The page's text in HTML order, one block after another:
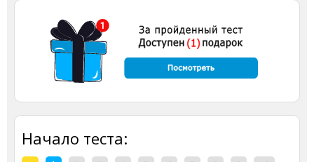
Начало теста: